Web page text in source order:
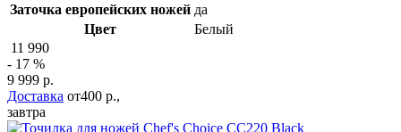
Заточка европейских ножей да
Цвет
Белый
11 990
- 17 %
9 999 р.
Доставка от400 р.,
завтра